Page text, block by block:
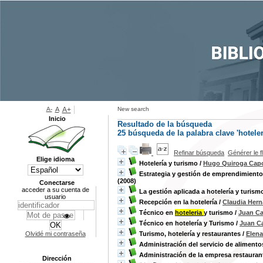
New search
Resultado de la búsqueda
25 búsqueda de la palabra clave
Refinar búsqueda Générer le
Hotelería y turismo / Hugo Quiroga
Estrategia y gestión de
(2008)
La gestión aplicada a hotelería y
Recepción en la hotelería / Claudia
Técnico en hoteleria y turismo / Juan
Técnico en hotelería y Turismo / Juan
Turismo, hotelería y restaurantes /
Administración del servicio de
Administración de la empresa
A- A A+
Inicio
Elige idioma
Conectarse
acceder a su cuenta de
usuario
Olvidé mi contraseña
Dirección